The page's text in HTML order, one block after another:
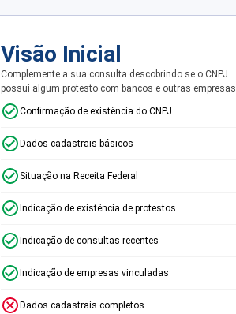
Visão Inicial
Complemente a sua consulta descobrindo se o CNPJ
possui algum protesto com bancos e outras empresas.
Confirmação de existência do CNPJ
Dados cadastrais básicos
Situação na Receita Federal
Indicação de existência de protestos
Indicação de consultas recentes
Indicação de empresas vinculadas
Dados cadastrais completos